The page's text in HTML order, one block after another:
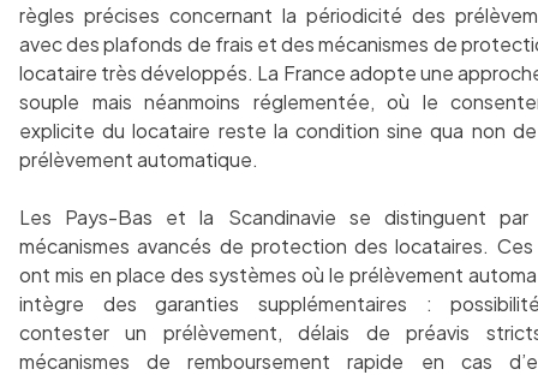
règles précises concernant la périodicité des
avec des plafonds de frais et des mécanismes de
locataire très développés. La France adopte une
souple mais néanmoins réglementée, où le
explicite du locataire reste la condition sine qua non
prélèvement automatique.
Les Pays-Bas et la Scandinavie se distinguent par
mécanismes avancés de protection des locataires.
ont mis en place des systèmes où le prélèvement
intègre des garanties supplémentaires :
contester un prélèvement, délais de préavis
mécanismes de remboursement rapide en cas